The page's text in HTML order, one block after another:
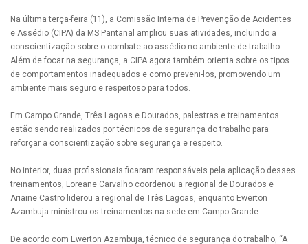
Na última terça-feira (11), a Comissão Interna de Prevenção de Acidentes
e Assédio (CIPA) da MS Pantanal ampliou suas atividades, incluindo a
conscientização sobre o combate ao assédio no ambiente de trabalho.
Além de focar na segurança, a CIPA agora também orienta sobre os tipos
de comportamentos inadequados e como preveni-los, promovendo um
ambiente mais seguro e respeitoso para todos.
Em Campo Grande, Três Lagoas e Dourados, palestras e treinamentos
estão sendo realizados por técnicos de segurança do trabalho para
reforçar a conscientização sobre segurança e respeito.
No interior, duas profissionais ficaram responsáveis pela aplicação desses
treinamentos, Loreane Carvalho coordenou a regional de Dourados e
Ariaine Castro liderou a regional de Três Lagoas, enquanto Ewerton
Azambuja ministrou os treinamentos na sede em Campo Grande.
De acordo com Ewerton Azambuja, técnico de segurança do trabalho, “A